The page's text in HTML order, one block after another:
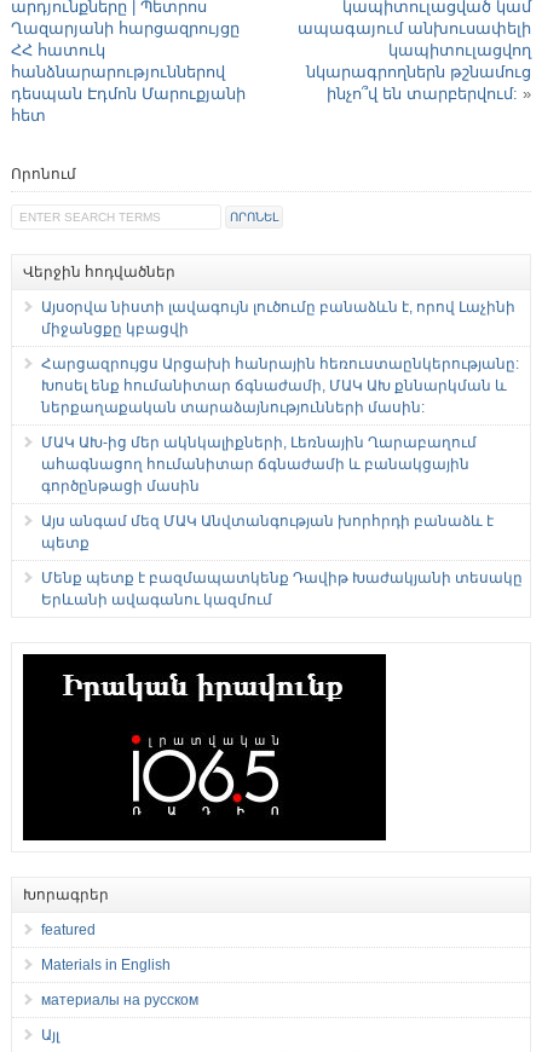
արդյունքները | Պետրոս
Ղազարյանի հարցազրույցը
ՀՀ հատուկ
հանձնարարություններով
դեսպան Էդմոն Մարուքյանի
հետ
կապիտուլացված կամ
ապագայում անխուսափելի
կապիտուլացվող
նկարագրողներն թշնամուց
ինչո՞վ են տարբերվում: »
Որոնում
Վերջին հոդվածներ
Այսօրվա նիստի լավագույն լուծումը բանաձևն է, որով Լաչինի
միջանցքը կբացվի
Հարցազրույցս Արցախի հանրային հեռուստաընկերությանը:
Խոսել ենք հումանիտար ճգնաժամի, ՄԱԿ ԱԽ քննարկման և
ներքաղաքական տարաձայնությունների մասին:
ՄԱԿ ԱԽ-ից մեր ակնկալիքների, Լեռնային Ղարաբաղում
ահագնացող հումանիտար ճգնաժամի և բանակցային
գործընթացի մասին
Այս անգամ մեզ ՄԱԿ Անվտանգության խորհրդի բանաձև է
պետք
Մենք պետք է բազմապատկենք Դավիթ Խաժակյանի տեսակը
Երևանի ավագանու կազմում
Խորագրեր
featured
Materials in English
материалы на русском
Այլ